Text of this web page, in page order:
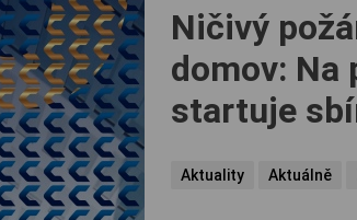
Ničivý
domov: Na
startuje
Aktuality Aktuálně